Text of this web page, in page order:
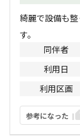
綺麗で設備も
す。
同伴者
利用日
利用区画
参考になった